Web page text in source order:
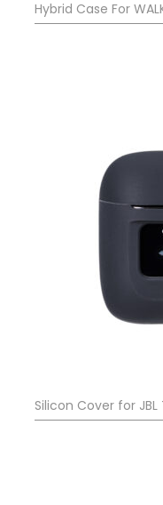
Hybrid Case For
Silicon Cover for JBL